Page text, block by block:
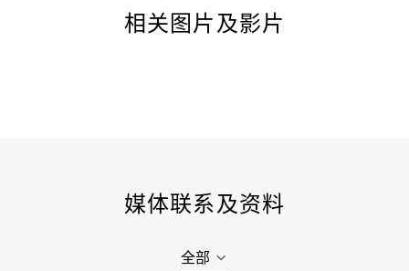
相关图片及影片
媒体联系及资料
全部